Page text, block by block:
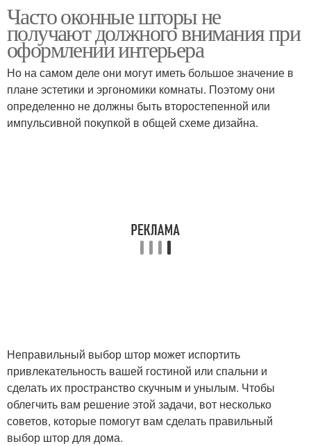
Часто оконные шторы не
получают должного внимания при
оформлении интерьера
Но на самом деле они могут иметь большое значение в
плане эстетики и эргономики комнаты. Поэтому они
определенно не должны быть второстепенной или
импульсивной покупкой в общей схеме дизайна.
Неправильный выбор штор может испортить
привлекательность вашей гостиной или спальни и
сделать их пространство скучным и унылым. Чтобы
облегчить вам решение этой задачи, вот несколько
советов, которые помогут вам сделать правильный
выбор штор для дома.